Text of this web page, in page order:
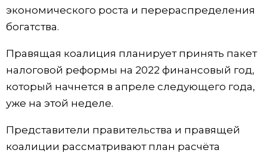
Жизнь
Технологии
Токио
экономического роста и перераспределения
богатства.
Правящая коалиция планирует принять пакет
налоговой реформы на 2022 финансовый год,
который начнется в апреле следующего года,
уже на этой неделе.
Представители правительства и правящей
коалиции рассматривают план расчёта